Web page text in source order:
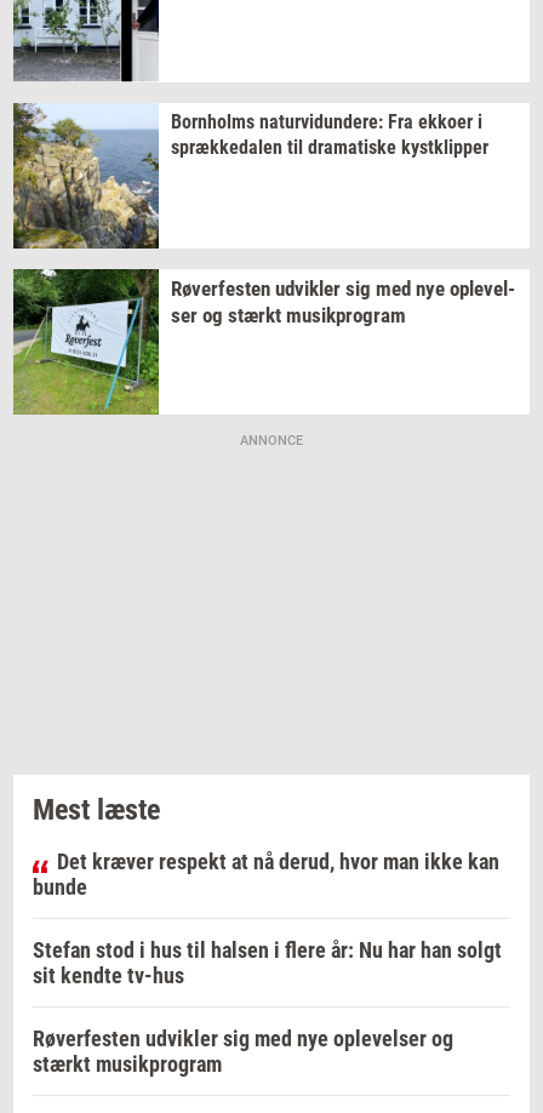
Born­holms na­tur­vi­dun­de­re: Fra ek­ko­er i
spræk­ke­da­len til dra­ma­ti­ske kyst­klip­per
Rø­ver­fe­sten ud­vik­ler sig med nye op­le­vel­
ser og stærkt mu­sikpro­gram
ANNONCE
Mest læste
Det kræver respekt at nå derud, hvor man ikke kan
bunde
Stefan stod i hus til halsen i flere år: Nu har han solgt
sit kendte tv-hus
Røverfesten udvikler sig med nye oplevelser og
stærkt musikprogram